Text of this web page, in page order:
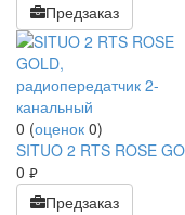
Предзаказ
0 (оценок 0)
SITUO 2 RTS ROSE
0 руб.
Предзаказ